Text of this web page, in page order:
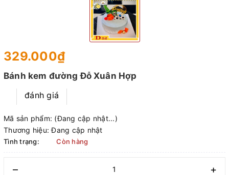
329.000₫
Bánh kem đường Đỗ Xuân Hợp
đánh giá
Mã sản phẩm: (Đang cập nhật...)
Thương hiệu: Đang cập nhật
Tình trạng: Còn hàng
– +